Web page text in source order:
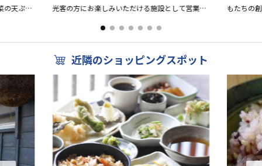
の天ぷら
光客の方にお楽しみいただける施設として営業し
トア、情報コーナー兼休憩...
もたちの
近隣のショッピングスポット